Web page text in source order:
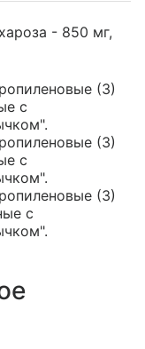
- 850 мг,
(3)
с
(3)
с
(3)
с